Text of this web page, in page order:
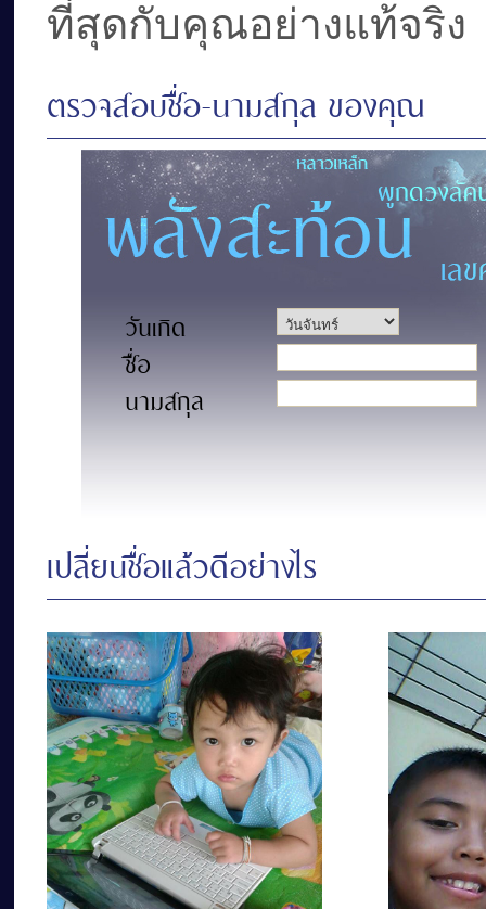
ที่สุดกับคุณอย่างแท้จริง
ตรวจสอบชื่อ-นามสกุล ของคุณ
วันเกิด
ชื่อ
นามสกุล
เปลี่ยนชื่อแล้วดีอย่างไร